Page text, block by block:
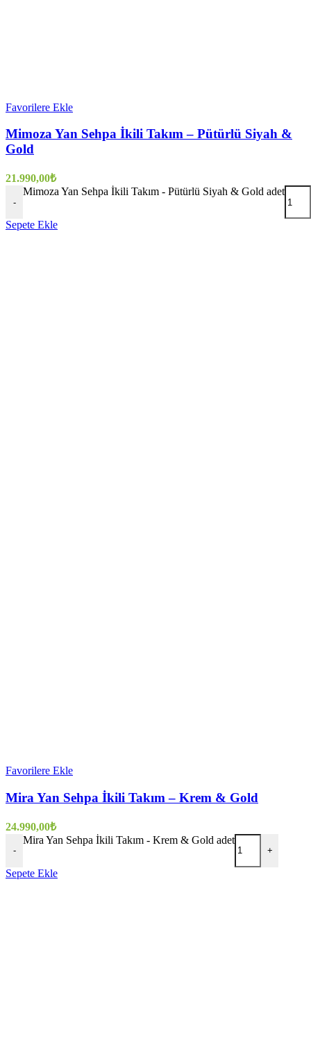
Favorilere Ekle
Mimoza Yan Sehpa İkili Takım – Pütürlü Siyah &
Gold
21.990,00₺
-
Mimoza Yan Sehpa İkili Takım - Pütürlü Siyah & Gold adet
Sepete Ekle
Favorilere Ekle
Mira Yan Sehpa İkili Takım – Krem & Gold
24.990,00₺
-
Mira Yan Sehpa İkili Takım - Krem & Gold adet
+
Sepete Ekle